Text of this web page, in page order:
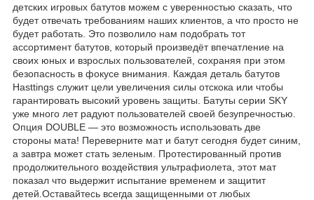
детских игровых батутов можем с уверенностью сказать, что
будет отвечать требованиям наших клиентов, а что просто не
будет работать. Это позволило нам подобрать тот
ассортимент батутов, который произведёт впечатление на
своих юных и взрослых пользователей, сохраняя при этом
безопасность в фокусе внимания. Каждая деталь батутов
Hasttings служит цели увеличения силы отскока или чтобы
гарантировать высокий уровень защиты. Батуты серии SKY
уже много лет радуют пользователей своей безупречностью.
Опция DOUBLE — это возможность использовать две
стороны мата! Переверните мат и батут сегодня будет синим,
а завтра может стать зеленым. Протестированный против
продолжительного воздействия ультрафиолета, этот мат
показал что выдержит испытание временем и защитит
детей.Оставайтесь всегда защищенными от любых